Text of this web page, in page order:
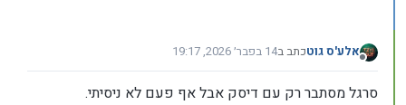
מנותק
אלע'ס גוטכתב ב14 בפבר׳ 2026, 19:17
נערך לאחרונה על ידי אלע'ס גוט
סרגל מסתבר רק עם דיסק אבל אף פעם לא ניסיתי.